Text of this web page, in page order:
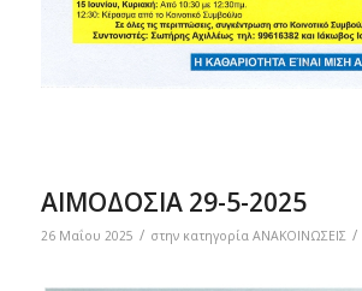
ΑΙΜΟΔΟΣΙΑ 29-5-2025
26 Μαΐου 2025 / στην κατηγορία ΑΝΑΚΟΙΝΩΣΕΙΣ /